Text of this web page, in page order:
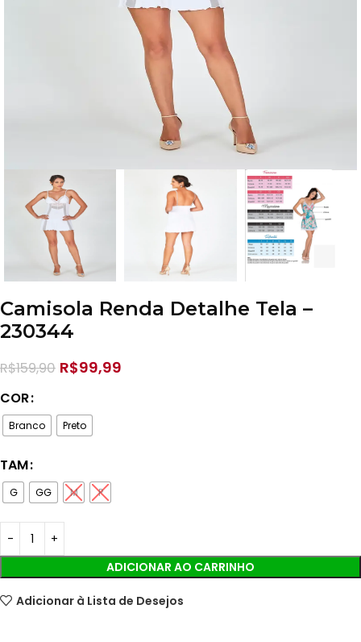
Camisola Renda Detalhe Tela –
230344
R$159,90 R$99,99
COR
Branco Preto
TAM
G GG M P
ADICIONAR AO CARRINHO
Adicionar à Lista de Desejos